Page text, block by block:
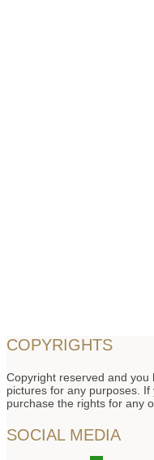
COPYRIGHTS
Copyright reserved and
pictures for any purposes.
purchase the rights for any
SOCIAL MEDIA